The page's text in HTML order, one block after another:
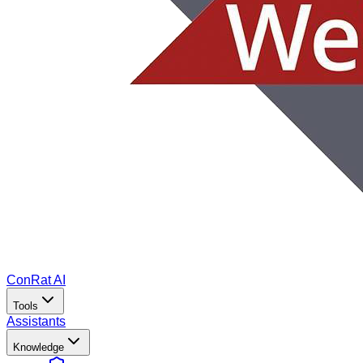
ConRat AI
Tools
Assistants
Knowledge